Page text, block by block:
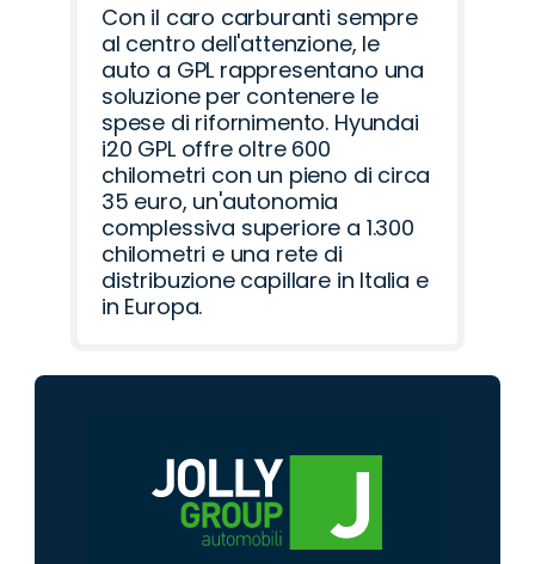
Con il caro carburanti sempre
al centro dell'attenzione, le
auto a GPL rappresentano una
soluzione per contenere le
spese di rifornimento. Hyundai
i20 GPL offre oltre 600
chilometri con un pieno di circa
35 euro, un'autonomia
complessiva superiore a 1.300
chilometri e una rete di
distribuzione capillare in Italia e
in Europa.